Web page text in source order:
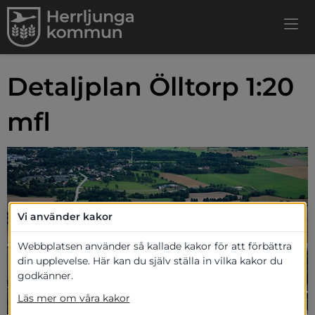
Detaljplan Ölltorp 1:20
mfl
Vi använder kakor
Webbplatsen använder så kallade kakor för att förbättra
din upplevelse. Här kan du själv ställa in vilka kakor du
godkänner.
Läs mer om våra kakor